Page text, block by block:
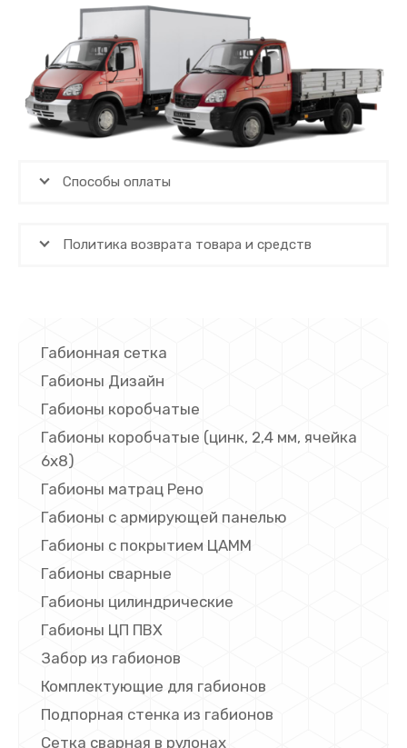
Способы оплаты
Политика возврата товара и средств
Габионная сетка
Габионы Дизайн
Габионы коробчатые
Габионы коробчатые (цинк, 2,4 мм, ячейка
6х8)
Габионы матрац Рено
Габионы с армирующей панелью
Габионы с покрытием ЦАММ
Габионы сварные
Габионы цилиндрические
Габионы ЦП ПВХ
Забор из габионов
Комплектующие для габионов
Подпорная стенка из габионов
Сетка сварная в рулонах